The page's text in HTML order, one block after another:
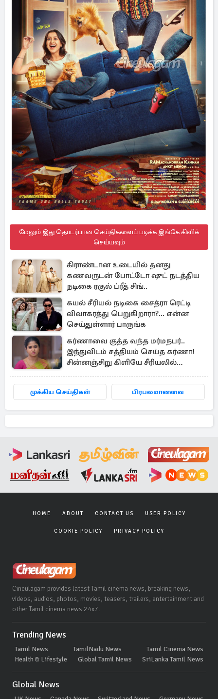
மேலும் இது தொடர்பான செய்திகளைப் படிக்க இங்கே கிளிக்
செய்யவும்
கிராண்டான உடையில் தனது
கணவருடன் போட்டோ ஷுட் நடத்திய
நடிகை ரகுல் ப்ரீத் சிங்..
கயல் சீரியல் நடிகை சைத்ரா ரெட்டி
விவாகரத்து பெறுகிறாரா?... என்ன
செய்துள்ளார் பாருங்க
கர்ணாவை குத்த வந்த மர்மநபர்..
இந்துவிடம் சத்தியம் செய்த கர்ணா!
சின்னஞ்சிறு கிளியே சீரியலில்
முக்கிய செய்திகள் பிரபலமானவை
HOME ABOUT CONTACT US USER POLICY
COOKIE POLICY PRIVACY POLICY
Cineulagam provides latest Tamil cinema news, breaking news,
videos, audios, photos, movies, teasers, trailers, entertainment and
other Tamil cinema news 24x7.
Trending News
Tamil News TamilNadu News
Tamil Cinema News
Health & Lifestyle
Global Tamil News SriLanka Tamil News
Global News